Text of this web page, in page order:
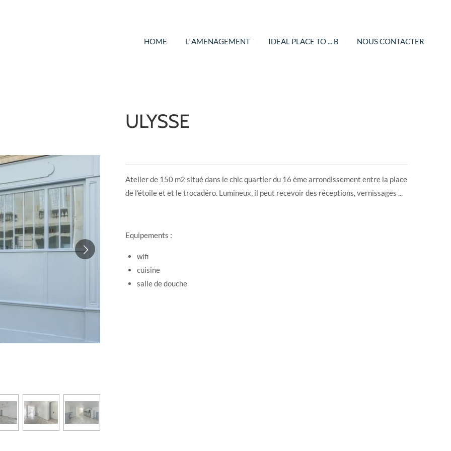
HOME L' AMENAGEMENT IDEAL PLACE TO ... B NOUS CONTACTER
ULYSSE
Atelier de 150 m2 situé dans le chic quartier du 16 ème arrondissement entre la place
de l'étoile et et le trocadéro. Lumineux, il peut recevoir des réceptions, vernissages ...
Equipements :
wifi
cuisine
salle de douche